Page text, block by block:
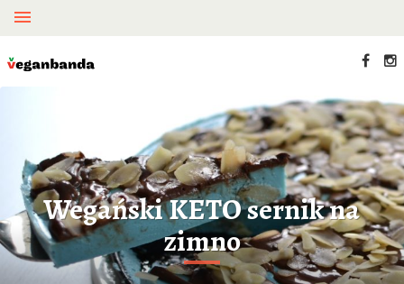
Wegański KETO sernik na
zimno